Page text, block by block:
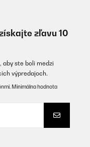
zľavu 10
aby ste boli medzi
výpredajoch.
Minimálna hodnota